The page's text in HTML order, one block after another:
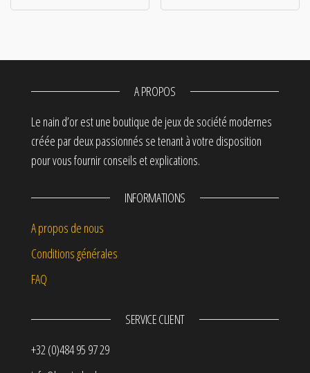
A PROPOS
Le nain d’or est une boutique de jeux de société modernes
créée par deux passionnés se tenant à votre disposition
pour vous fournir conseils et explications.
INFORMATIONS
A propos de nous
Conditions générales
FAQ
SERVICE CLIENT
+32 (0)484 95 97 29